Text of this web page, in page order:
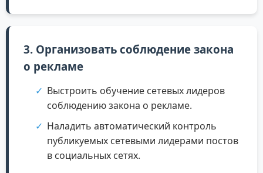
3. Организовать соблюдение закона
о рекламе
Выстроить обучение сетевых лидеров
соблюдению закона о рекламе.
Наладить автоматический контроль
публикуемых сетевыми лидерами постов
в социальных сетях.